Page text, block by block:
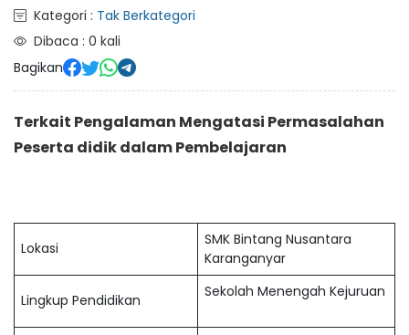
Kategori : Tak Berkategori
Dibaca : 0 kali
Bagikan
Terkait Pengalaman Mengatasi Permasalahan
Peserta didik dalam Pembelajaran
Lokasi
SMK Bintang Nusantara
Karanganyar
Lingkup Pendidikan Sekolah Menengah Kejuruan